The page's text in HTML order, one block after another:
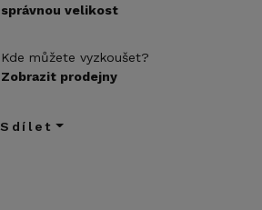
správnou velikost
Kde můžete vyzkoušet?
Zobrazit prodejny
Sdílet